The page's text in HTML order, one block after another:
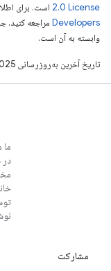
2.0 License است. برای
Developers‏
وابسته به آن است.
تاریخ آخرین به‌روزرسانی 2025-05-15 به‌وقت ساعت هماهنگ جهانی.
در
مشارکت